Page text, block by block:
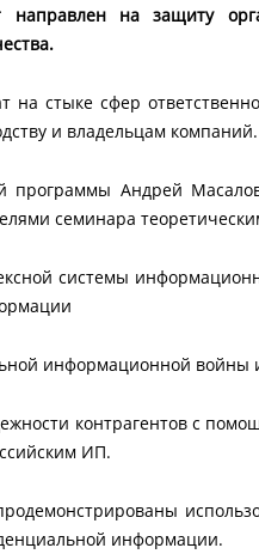
на защиту
на стыке сфер
и владельцам компаний.
программы Андрей
семинара
системы
информационной войны
контрагентов с
ИП.
информации.